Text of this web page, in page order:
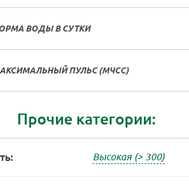
ВОДЫ В СУТКИ
ПУЛЬС (МЧСС)
Прочие категории:
Высокая (> 300)